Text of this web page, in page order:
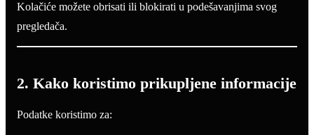
Kolačiće možete obrisati ili blokirati u podešavanjima svog
pregledača.
2. Kako koristimo prikupljene informacije
Podatke koristimo za: